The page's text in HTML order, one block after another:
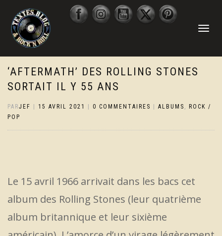
DÉPLIER
‘AFTERMATH’ DES ROLLING STONES
SORTAIT IL Y 55 ANS
PARJEF 15 AVRIL 2021 0 COMMENTAIRES ALBUMS ,
ROCK /
POP
Le 15 avril 1966 arrivait dans les bacs cet
album des Rolling Stones (leur quatrième
album britannique et leur sixième